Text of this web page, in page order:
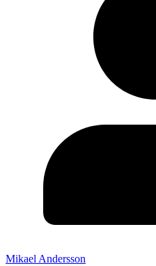
Mikael Andersson